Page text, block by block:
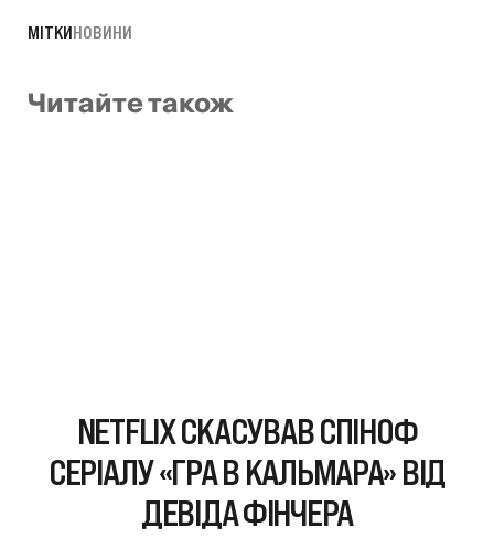
МІТКИНОВИНИ
Читайте також
NETFLIX СКАСУВАВ СПІНОФ
СЕРІАЛУ «ГРА В КАЛЬМАРА» ВІД
ДЕВІДА ФІНЧЕРА